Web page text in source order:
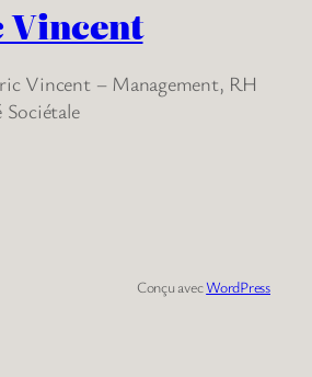
Vincent
Vincent – Management, RH
Sociétale
Conçu avecWordPress